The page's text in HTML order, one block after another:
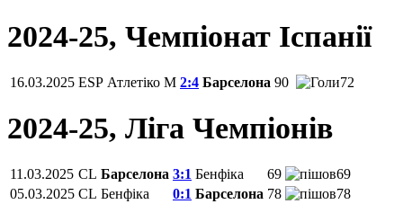
2024-25, Чемпiонат Іспанії
16.03.2025 ESP Атлетіко М 2:4 Барселона 90 72
2024-25, Ліга Чемпіонів
11.03.2025 CL Барселона 3:1 Бенфіка 69
69
05.03.2025 CL Бенфіка 0:1 Барселона 78 78